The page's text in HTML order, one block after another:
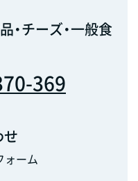
・チーズ・一般食
369
ォーム